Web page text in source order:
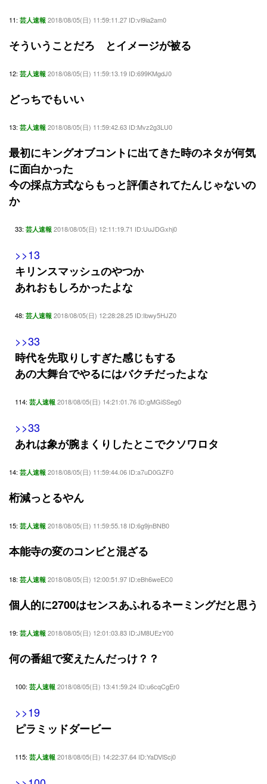
11: 芸人速報 2018/08/05(日) 11:59:11.27 ID:vl9ia2am0
そういうことだろ とイメージが被る
12: 芸人速報 2018/08/05(日) 11:59:13.19 ID:699KMgdJ0
どっちでもいい
13: 芸人速報 2018/08/05(日) 11:59:42.63 ID:Mvz2g3LU0
最初にキングオブコントに出てきた時のネタが何気
に面白かった
今の採点方式ならもっと評価されてたんじゃないの
か
33: 芸人速報 2018/08/05(日) 12:11:19.71 ID:UuJDGxhj0
>>13
キリンスマッシュのやつか
あれおもしろかったよな
48: 芸人速報 2018/08/05(日) 12:28:28.25 ID:Ibwy5HJZ0
>>33
時代を先取りしすぎた感じもする
あの大舞台でやるにはバクチだったよな
114: 芸人速報 2018/08/05(日) 14:21:01.76 ID:gMGiSSeg0
>>33
あれは象が腕まくりしたとこでクソワロタ
14: 芸人速報 2018/08/05(日) 11:59:44.06 ID:a7uD0GZF0
桁減っとるやん
15: 芸人速報 2018/08/05(日) 11:59:55.18 ID:6g9jnBNB0
本能寺の変のコンビと混ざる
18: 芸人速報 2018/08/05(日) 12:00:51.97 ID:eBh6weEC0
個人的に2700はセンスあふれるネーミングだと思う
19: 芸人速報 2018/08/05(日) 12:01:03.83 ID:JM8UEzY00
何の番組で変えたんだっけ？？
100: 芸人速報 2018/08/05(日) 13:41:59.24 ID:u6cqCgEr0
>>19
ピラミッドダービー
115: 芸人速報 2018/08/05(日) 14:22:37.64 ID:YaDVlScj0